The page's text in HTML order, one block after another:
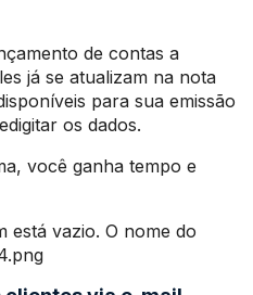
de contas a
já se atualizam na nota
para sua emissão
os dados.
você ganha tempo e
está vazio. O nome do